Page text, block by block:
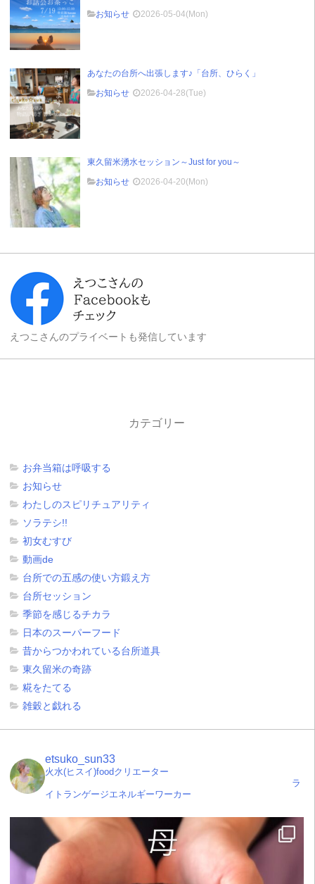
お知らせ
2026-05-04(Mon)
あなたの台所へ出張します♪「台所、ひらく」
お知らせ
2026-04-28(Tue)
東久留米湧水セッション～Just for you～
お知らせ
2026-04-20(Mon)
えつこさんのプライベートも発信しています
カテゴリー
お弁当箱は呼吸する
お知らせ
わたしのスピリチュアリティ
ソラテシ!!
初女むすび
動画de
台所での五感の使い方鍛え方
台所セッション
季節を感じるチカラ
日本のスーパーフード
昔からつかわれている台所道具
東久留米の奇跡
糀をたてる
雑穀と戯れる
etsuko_sun33
火水(ヒスイ)foodクリエーター
ラ
イトランゲージエネルギーワーカー